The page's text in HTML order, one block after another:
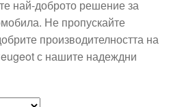
най-доброто решение за
Не пропускайте
производителността на
с нашите надеждни